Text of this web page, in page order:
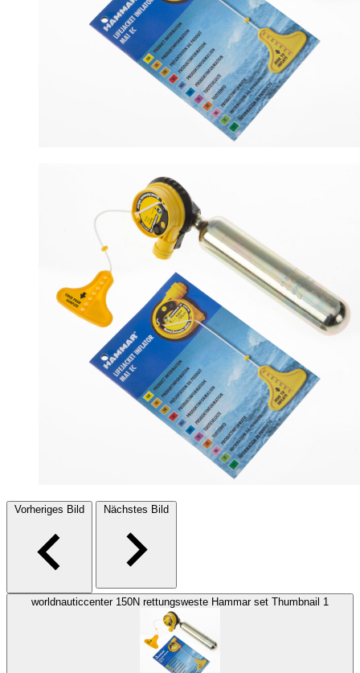
Vorheriges Bild Nächstes Bild
worldnauticcenter 150N rettungsweste Hammar set Thumbnail 1